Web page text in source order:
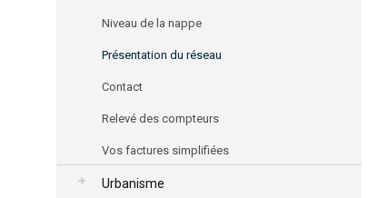
Niveau de la nappe
Présentation du réseau
Contact
Relevé des compteurs
Vos factures simplifiées
Urbanisme